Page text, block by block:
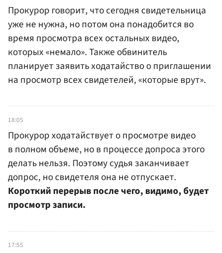
Прокурор говорит, что сегодня свидетельница
уже не нужна, но потом она понадобится во
время просмотра всех остальных видео,
которых «немало». Также обвинитель
планирует заявить ходатайство о приглашении
на просмотр всех свидетелей, «которые врут».
18:05
Прокурор ходатайствует о просмотре видео
в полном объеме, но в процессе допроса этого
делать нельзя. Поэтому судья заканчивает
допрос, но свидетеля она не отпускает.
Короткий перерыв после чего, видимо, будет
просмотр записи.
17:55